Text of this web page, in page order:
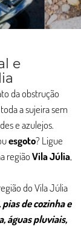
e
da obstrução
a sujeira sem
e azulejos.
esgoto? Ligue
regiãoVila Júlia,
do Vila Júlia
de cozinha e
águas pluviais,